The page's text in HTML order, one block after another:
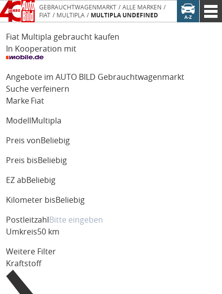
GEBRAUCHTWAGENMARKT
ALLE MARKEN
FIAT
MULTIPLA MULTIPLA UNDEFINED
Fiat Multipla gebraucht kaufen
In Kooperation mit
Angebote im AUTO BILD Gebrauchtwagenmarkt
Suche verfeinern
Marke Fiat
Modell Multipla
Preis von Beliebig
Preis bis Beliebig
EZ ab Beliebig
Kilometer bis Beliebig
Postleitzahl
Umkreis50 km
Weitere Filter
Kraftstoff